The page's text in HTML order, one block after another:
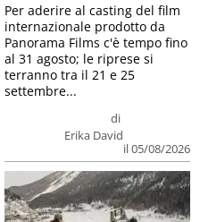
di
Erika David
il 05/08/2026
Per aderire al casting del film
internazionale prodotto da
Panorama Films c'è tempo fino
al 31 agosto; le riprese si
terranno tra il 21 e 25
settembre...